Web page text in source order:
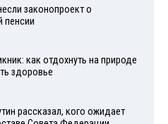
законопроект о
пенсии
как отдохнуть на природе
здоровье
рассказал, кого ожидает